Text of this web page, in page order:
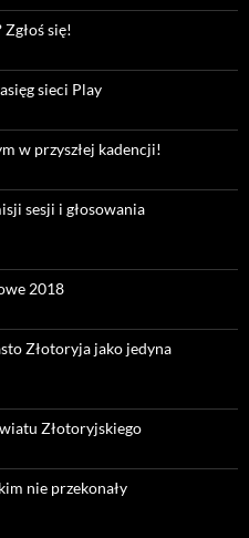
się!
sieci Play
w przyszłej kadencji!
sesji i głosowania
2018
Złotoryja jako jedyna
Złotoryjskiego
nie przekonały